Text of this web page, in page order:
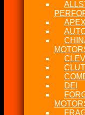
APEXI
DEI